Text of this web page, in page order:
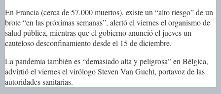
En Francia (cerca de 57.000 muertos), existe un “alto riesgo” de un
brote “en las próximas semanas”, alertó el viernes el organismo de
salud pública, mientras que el gobierno anunció el jueves un
cauteloso desconfinamiento desde el 15 de diciembre.
La pandemia también es “demasiado alta y peligrosa” en Bélgica,
advirtió el viernes el virólogo Steven Van Gucht, portavoz de las
autoridades sanitarias.